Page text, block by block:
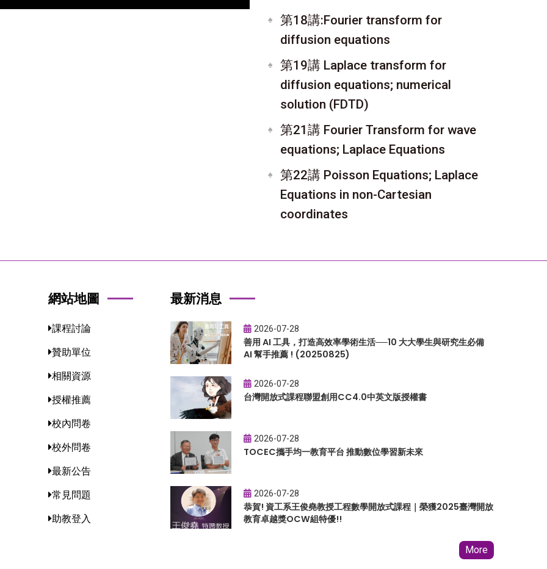
第18講:Fourier transform for
diffusion equations
第19講 Laplace transform for
diffusion equations; numerical
solution (FDTD)
第21講 Fourier Transform for wave
equations; Laplace Equations
第22講 Poisson Equations; Laplace
Equations in non-Cartesian
coordinates
網站地圖
課程討論
贊助單位
相關資源
授權推薦
校內問卷
校外問卷
最新公告
常見問題
助教登入
最新消息
2026-07-28
善用 AI 工具，打造高效率學術生活──10 大大學生與研究生必備
AI 幫手推薦 ! (20250825)
2026-07-28
台灣開放式課程聯盟創用CC4.0中英文版授權書
2026-07-28
TOCEC攜手均一教育平台 推動數位學習新未來
2026-07-28
恭賀! 資工系王俊堯教授工程數學開放式課程｜榮獲2025臺灣開放
教育卓越獎OCW組特優!!
More